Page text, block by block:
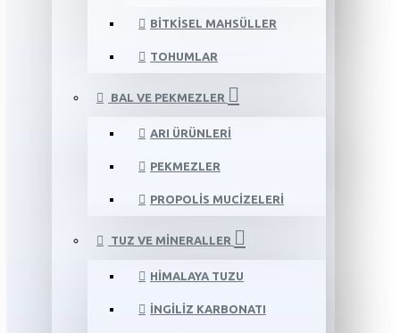
BITKISEL MAHSÜLLER
TOHUMLAR
BAL VE PEKMEZLER
ARI ÜRÜNLERI
PEKMEZLER
PROPOLIS MUCIZELERI
TUZ VE MINERALLER
HIMALAYA TUZU
İNGILIZ KARBONATI